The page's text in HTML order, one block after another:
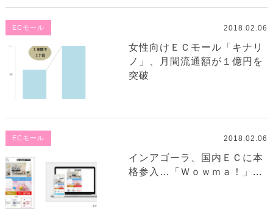
ECモール 2018.02.06
女性向けＥＣモール「キナリ
ノ」、月間流通額が１億円を
突破
ECモール 2018.02.06
インアゴーラ、国内ＥＣに本
格参入…「Ｗｏｗｍａ！」...